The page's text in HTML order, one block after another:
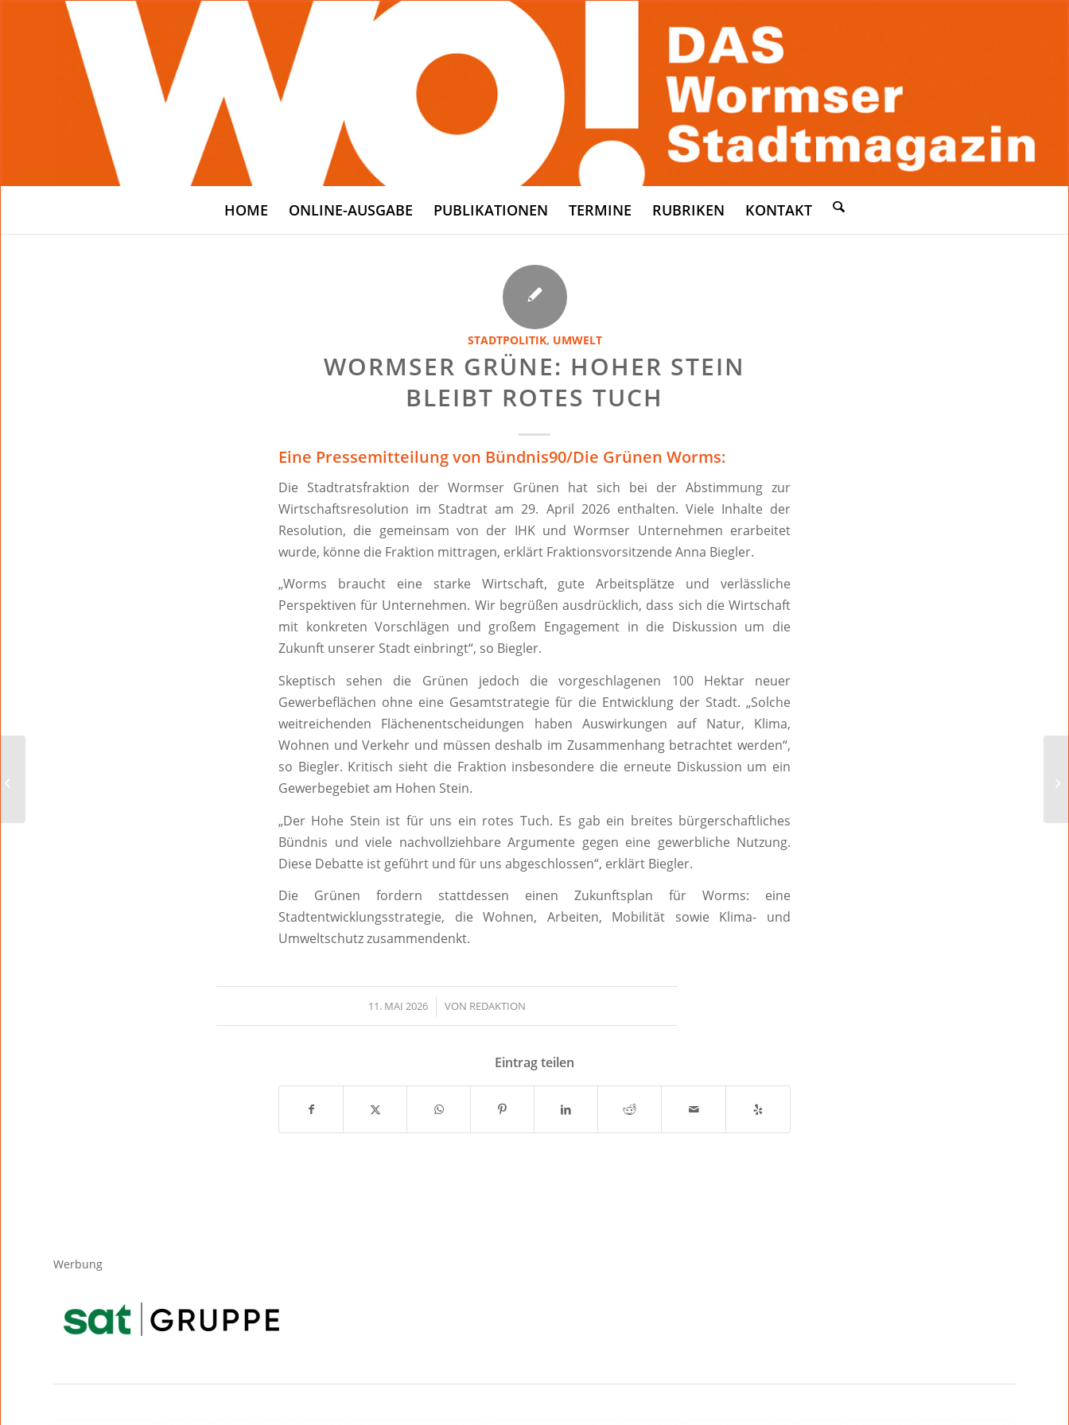
HOME ONLINE-AUSGABE PUBLIKATIONEN TERMINE RUBRIKEN KONTAKT
STADTPOLITIK, UMWELT
WORMSER GRÜNE: HOHER STEIN
BLEIBT ROTES TUCH
Eine Pressemitteilung von Bündnis90/Die Grünen Worms:
Die Stadtratsfraktion der Wormser Grünen hat sich bei der Abstimmung zur
Wirtschaftsresolution im Stadtrat am 29. April 2026 enthalten. Viele Inhalte der
Resolution, die gemeinsam von der IHK und Wormser Unternehmen erarbeitet
wurde, könne die Fraktion mittragen, erklärt Fraktionsvorsitzende Anna Biegler.
„Worms braucht eine starke Wirtschaft, gute Arbeitsplätze und verlässliche
Perspektiven für Unternehmen. Wir begrüßen ausdrücklich, dass sich die Wirtschaft
mit konkreten Vorschlägen und großem Engagement in die Diskussion um die
Zukunft unserer Stadt einbringt“, so Biegler.
Skeptisch sehen die Grünen jedoch die vorgeschlagenen 100 Hektar neuer
Gewerbeflächen ohne eine Gesamtstrategie für die Entwicklung der Stadt. „Solche
weitreichenden Flächenentscheidungen haben Auswirkungen auf Natur, Klima,
Wohnen und Verkehr und müssen deshalb im Zusammenhang betrachtet werden“,
so Biegler. Kritisch sieht die Fraktion insbesondere die erneute Diskussion um ein
Gewerbegebiet am Hohen Stein.
„Der Hohe Stein ist für uns ein rotes Tuch. Es gab ein breites bürgerschaftliches
Bündnis und viele nachvollziehbare Argumente gegen eine gewerbliche Nutzung.
Diese Debatte ist geführt und für uns abgeschlossen“, erklärt Biegler.
Die Grünen fordern stattdessen einen Zukunftsplan für Worms: eine
Stadtentwicklungsstrategie, die Wohnen, Arbeiten, Mobilität sowie Klima- und
Umweltschutz zusammendenkt.
11. MAI 2026
/ VON REDAKTION
Eintrag teilen
Werbung